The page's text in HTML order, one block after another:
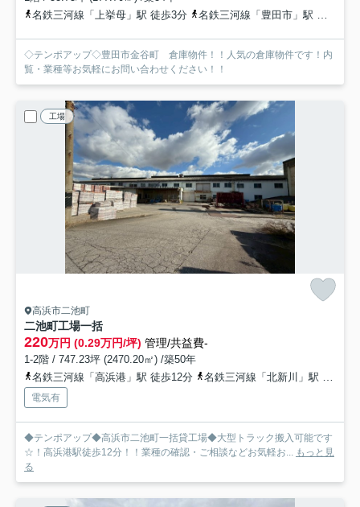
名鉄三河線「上挙母」駅 徒歩3分
名鉄三河線「豊田市」駅 徒歩26分
◇テンポアップ◇豊田市金谷町 倉庫物件！！人気の倉庫物件です！内
覧・業種等お気軽にお問い合わせください！！
工場
高浜市二池町
二池町工場一括
220万円 (0.29万円/坪) 管理/共益費-
1-2階 / 747.23坪 (2470.20㎡) /築50年
名鉄三河線「高浜港」駅 徒歩12分
名鉄三河線「北新川」駅 徒歩15分
電気有
◆テンポアップ◆高浜市二池町一括貸工場◆大型トラック搬入可能です
☆！高浜港駅徒歩12分！！業種の確認・ご相談などお気軽お... もっと見
る